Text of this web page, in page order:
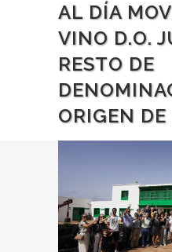
AL DÍA
VINO D.O.
RESTO DE
ORIGEN